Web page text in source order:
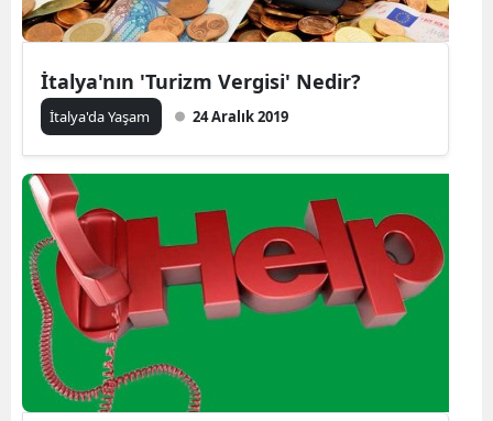
İtalya'nın 'Turizm Vergisi' Nedir?
İtalya'da Yaşam 24 Aralık 2019